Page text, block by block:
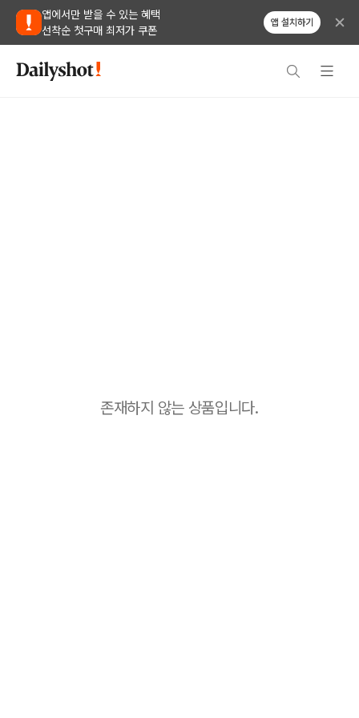
앱에서만 받을 수 있는 혜택
선착순 첫구매 최저가 쿠폰
앱 설치하기
존재하지 않는 상품입니다.